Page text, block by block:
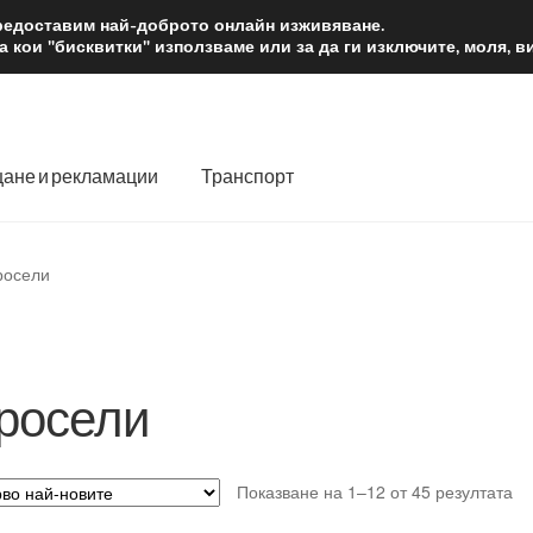
лв.
и рекламации Транспорт
Показване на 1–12 от 45 резултата
най-доброто онлайн изживяване.
"бисквитки" използваме или за да ги изключите, моля,